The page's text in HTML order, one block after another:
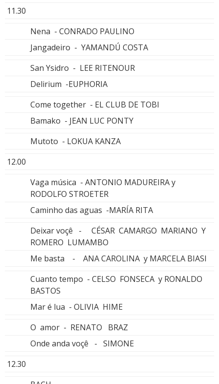
11.30
Nena - CONRADO PAULINO
Jangadeiro - YAMANDÚ COSTA
San Ysidro - LEE RITENOUR
Delirium -EUPHORIA
Come together - EL CLUB DE TOBI
Bamako - JEAN LUC PONTY
Mutoto - LOKUA KANZA
12.00
Vaga música - ANTONIO MADUREIRA y
RODOLFO STROETER
Caminho das aguas -MARÍA RITA
Deixar voçê - CÉSAR CAMARGO MARIANO Y
ROMERO LUMAMBO
Me basta - ANA CAROLINA y MARCELA BIASI
Cuanto tempo - CELSO FONSECA y RONALDO
BASTOS
Mar é lua - OLIVIA HIME
O amor - RENATO BRAZ
Onde anda voçê - SIMONE
12.30